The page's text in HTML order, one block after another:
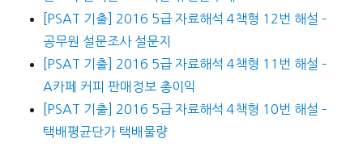
[PSAT 기출] 2016 5급 자료해석 4책형 12번 해설 –
공무원 설문조사 설문지
[PSAT 기출] 2016 5급 자료해석 4책형 11번 해설 –
A카페 커피 판매정보 총이익
[PSAT 기출] 2016 5급 자료해석 4책형 10번 해설 –
택배평균단가 택배물량